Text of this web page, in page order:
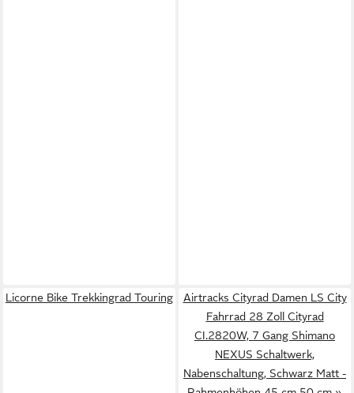
Licorne Bike Trekkingrad Touring
Airtracks Cityrad Damen LS City
Fahrrad 28 Zoll Cityrad
CI.2820W, 7 Gang Shimano
NEXUS Schaltwerk,
Nabenschaltung, Schwarz Matt -